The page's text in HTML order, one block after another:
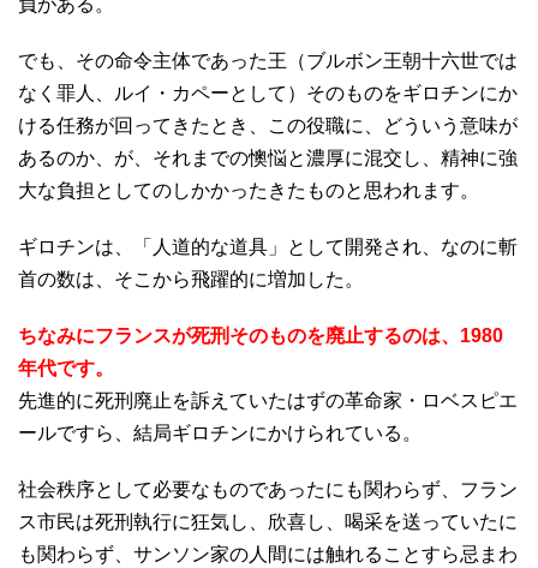
でも、その命令主体であった王（ブルボン王朝十六世では
なく罪人、ルイ・カペーとして）そのものをギロチンにか
ける任務が回ってきたとき、この役職に、どういう意味が
あるのか、が、それまでの懊悩と濃厚に混交し、精神に強
大な負担としてのしかかったきたものと思われます。
ギロチンは、「人道的な道具」として開発され、なのに斬
首の数は、そこから飛躍的に増加した。
ちなみにフランスが死刑そのものを廃止するのは、1980
年代です。
先進的に死刑廃止を訴えていたはずの革命家・ロベスピエ
ールですら、結局ギロチンにかけられている。
社会秩序として必要なものであったにも関わらず、フラン
ス市民は死刑執行に狂気し、欣喜し、喝采を送っていたに
も関わらず、サンソン家の人間には触れることすら忌まわ